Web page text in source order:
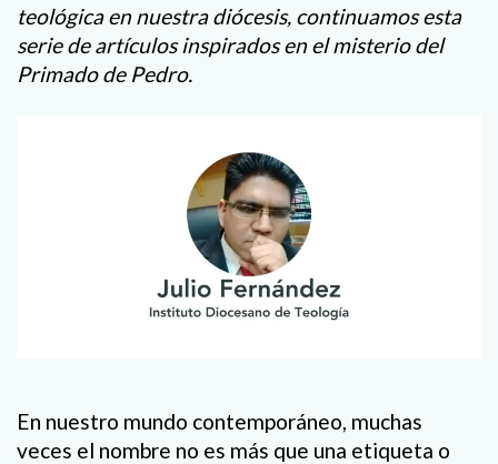
teológica en nuestra diócesis, continuamos esta
serie de artículos inspirados en el misterio del
Primado de Pedro.
En nuestro mundo contemporáneo, muchas
veces el nombre no es más que una etiqueta o